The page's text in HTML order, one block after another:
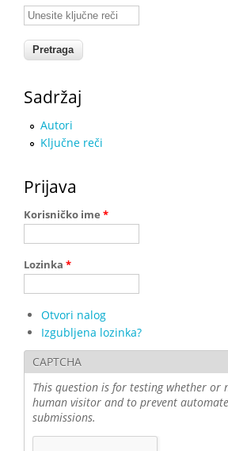
Unesite ključne reči
Sadržaj
Autori
Ključne reči
Prijava
Korisničko ime *
Lozinka *
Otvori nalog
Izgubljena lozinka?
CAPTCHA
This question is for testing whether or
human visitor and to prevent
submissions.